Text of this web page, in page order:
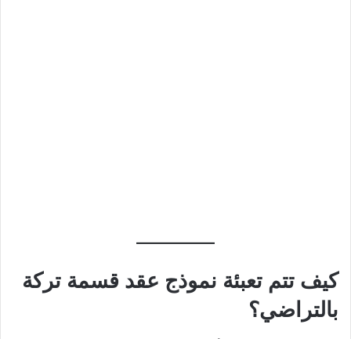
كيف تتم تعبئة نموذج عقد قسمة تركة
بالتراضي؟